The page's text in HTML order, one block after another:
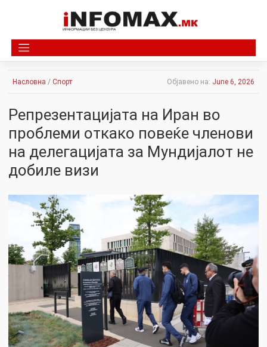
Насловна / Спорт Објавено на: June 6, 2026
Репрезентацијата на Иран во
проблеми откако повеќе членови
на делегацијата за Мундијалот не
добиле визи